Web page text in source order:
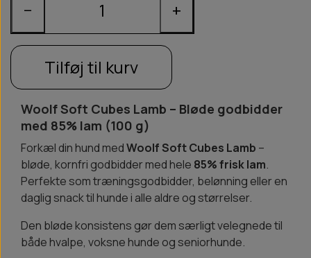
− +
Tilføj til kurv
Woolf Soft Cubes Lamb – Bløde godbidder
med 85% lam (100 g)
Forkæl din hund medWoolf Soft Cubes Lamb –
bløde, kornfri godbidder med hele 85% frisk lam.
Perfekte som træningsgodbidder, belønning eller en
daglig snack til hunde i alle aldre og størrelser.
Den bløde konsistens gør dem særligt velegnede til
både hvalpe, voksne hunde og seniorhunde.